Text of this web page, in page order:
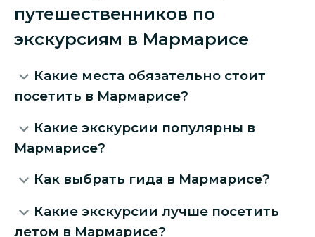
путешественников по
экскурсиям в Мармарисе
Какие места обязательно стоит
посетить в Мармарисе?
Какие экскурсии популярны в
Мармарисе?
Как выбрать гида в Мармарисе?
Какие экскурсии лучше посетить
летом в Мармарисе?